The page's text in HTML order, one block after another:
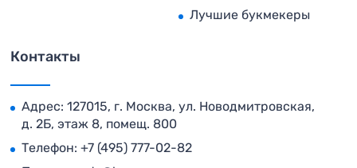
Лучшие букмекеры
Контакты
Адрес: 127015, г. Москва, ул. Новодмитровская,
д. 2Б, этаж 8, помещ. 800
Телефон: +7 (495) 777-02-82